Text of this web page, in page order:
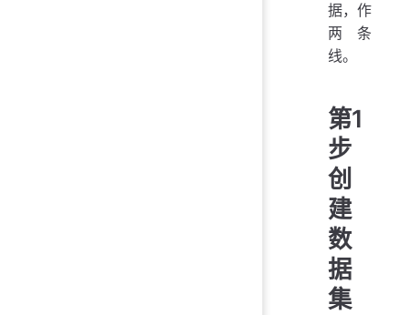
据，作
两条
线。
第1
步
创
建
数
据
集